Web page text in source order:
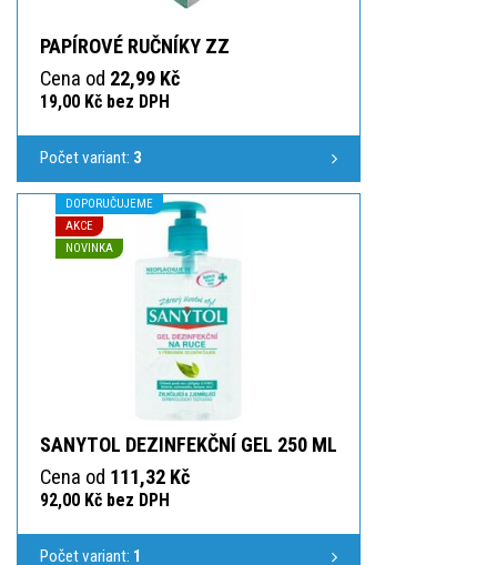
PAPÍROVÉ RUČNÍKY ZZ
Cena od 22,99 Kč
19,00 Kč bez DPH
Počet variant: 3
DOPORUČUJEME
AKCE
NOVINKA
SANYTOL DEZINFEKČNÍ GEL 250 ML
Cena od 111,32 Kč
92,00 Kč bez DPH
Počet variant: 1